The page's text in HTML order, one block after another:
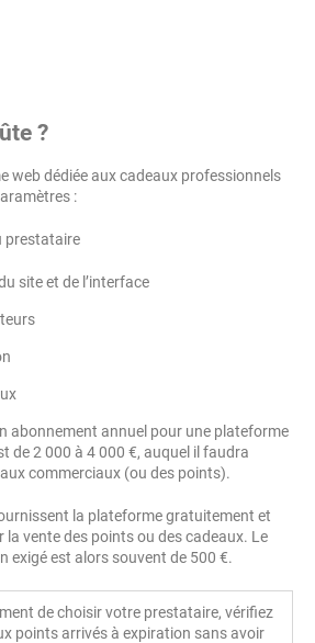
?
web dédiée aux cadeaux professionnels
:
prestataire
site et de l’interface
abonnement annuel pour une plateforme
de 2 000 à 4 000 €, auquel il faudra
commerciaux (ou des points).
la plateforme gratuitement et
la vente des points ou des cadeaux. Le
exigé est alors souvent de 500 €.
de choisir votre prestataire, vérifiez
points arrivés à expiration sans avoir